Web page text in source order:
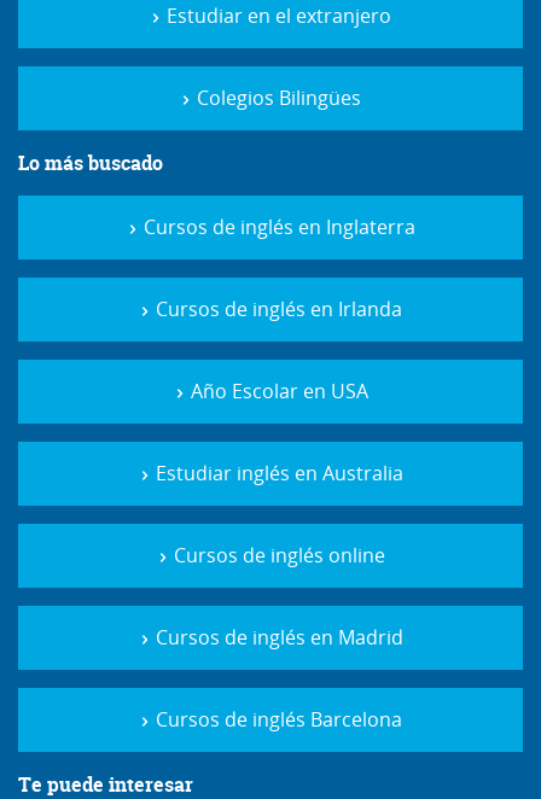
Estudiar en el extranjero
Colegios Bilingües
Lo más buscado
Cursos de inglés en Inglaterra
Cursos de inglés en Irlanda
Año Escolar en USA
Estudiar inglés en Australia
Cursos de inglés online
Cursos de inglés en Madrid
Cursos de inglés Barcelona
Te puede interesar